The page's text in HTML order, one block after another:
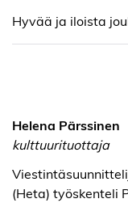
Hyvää ja iloista
Helena Pärssinen
kulttuurituottaja
(Heta) työskenteli